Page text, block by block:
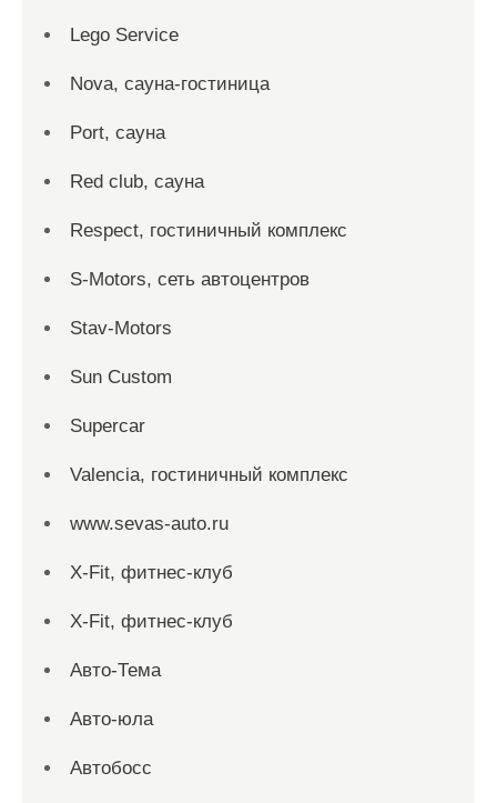
Lego Service
Nova, сауна-гостиница
Port, сауна
Red сlub, сауна
Respect, гостиничный комплекс
S-Motors, сеть автоцентров
Stav-Motors
Sun Custom
Supercar
Valencia, гостиничный комплекс
www.sevas-auto.ru
X-Fit, фитнес-клуб
X-Fit, фитнес-клуб
Авто-Тема
Авто-юла
Автобосс